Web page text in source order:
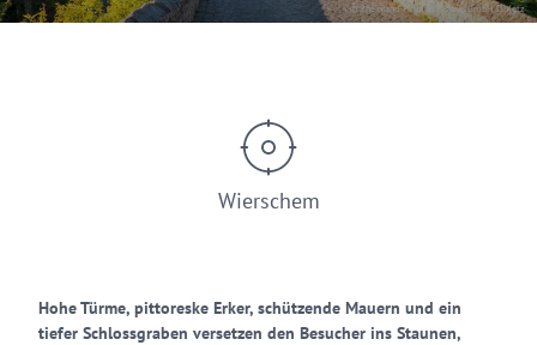
© Rheinland-Pfalz Tourismus GmbH, D. Ketz
Wierschem
Hohe Türme, pittoreske Erker, schützende Mauern und ein
tiefer Schlossgraben versetzen den Besucher ins Staunen,